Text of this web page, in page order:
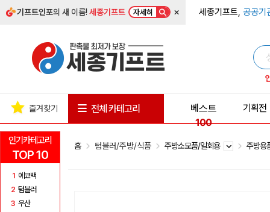
기프트인포의 새 이름!세종기프트 자세히 × 세종기프트, 공공기
인기카테고리
TOP 10
1 에코백
2 텀블러
3 우산
즐겨찾기 전체 카테고리
베스트
100
기획전
홈 텀블러/주방/식품 주방소모품/일회용 주방